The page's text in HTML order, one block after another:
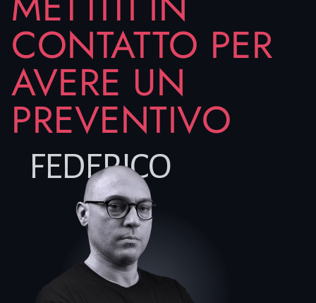
CONTATTO PER
AVERE UN
PREVENTIVO
FEDERICO